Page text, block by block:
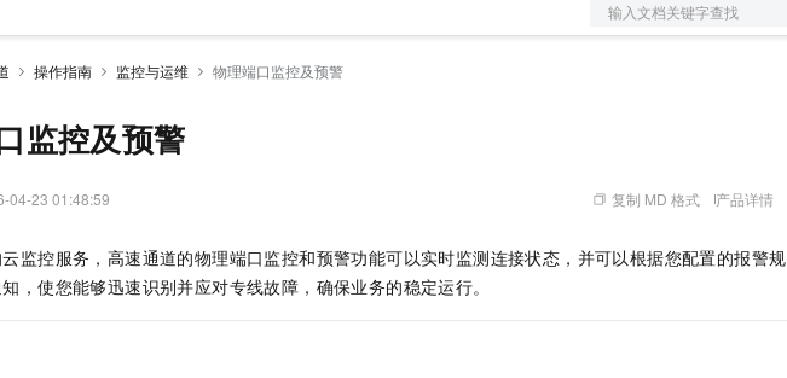
输入文档关键字查找
操作指南 监控与运维 物理端口监控及预警
监控及预警
04-23 01:48:59 复制 MD 格式 产品详情
监控服务，高速通道的物理端口监控和预警功能可以实时监测连接状态，并可以根据您配置的报警规
，使您能够迅速识别并应对专线故障，确保业务的稳定运行。